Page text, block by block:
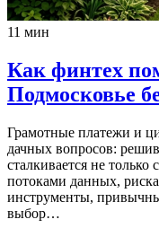
11 мин
Как финтех
Подмосковье
Грамотные платежи и
дачных вопросов:
сталкивается не
потоками данных,
инструменты,
выбор…